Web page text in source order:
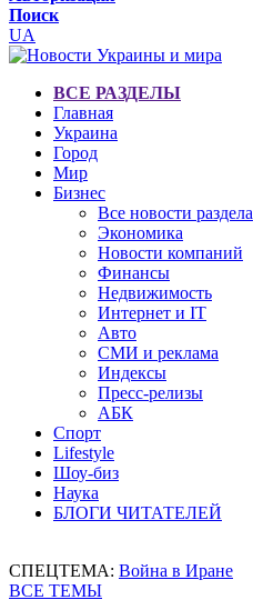
Поиск
UA
ВСЕ РАЗДЕЛЫ
Главная
Украина
Город
Мир
Бизнес
Все новости раздела
Экономика
Новости компаний
Финансы
Недвижимость
Интернет и IT
Авто
СМИ и реклама
Индексы
Пресс-релизы
АБК
Спорт
Lifestyle
Шоу-биз
Наука
БЛОГИ ЧИТАТЕЛЕЙ
СПЕЦТЕМА: Война в Иране
ВСЕ ТЕМЫ